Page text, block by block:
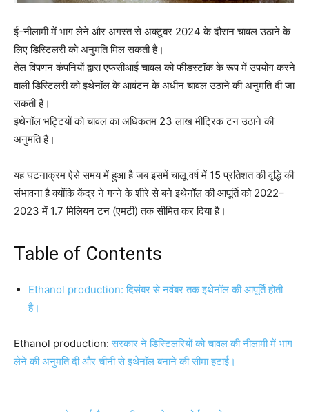
ई-नीलामी में भाग लेने और अगस्त से अक्टूबर 2024 के दौरान चावल उठाने के
लिए डिस्टिलरी को अनुमति मिल सकती है।
तेल विपणन कंपनियों द्वारा एफसीआई चावल को फीडस्टॉक के रूप में उपयोग करने
वाली डिस्टिलरी को इथेनॉल के आवंटन के अधीन चावल उठाने की अनुमति दी जा
सकती है।
इथेनॉल भट्टियों को चावल का अधिकतम 23 लाख मीट्रिक टन उठाने की
अनुमति है।
यह घटनाक्रम ऐसे समय में हुआ है जब इसमें चालू वर्ष में 15 प्रतिशत की वृद्धि की
संभावना है क्योंकि केंद्र ने गन्ने के शीरे से बने इथेनॉल की आपूर्ति को 2022–
2023 में 1.7 मिलियन टन (एमटी) तक सीमित कर दिया है।
Table of Contents
Ethanol production: दिसंबर से नवंबर तक इथेनॉल की आपूर्ति होती
है।
Ethanol production:सरकार ने डिस्टिलरियों को चावल की नीलामी में भाग
लेने की अनुमति दी और चीनी से इथेनॉल बनाने की सीमा हटाई।